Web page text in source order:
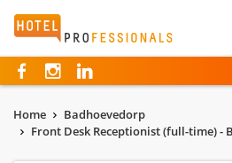
Hotelprofessionals
Home
Badhoevedorp
Front Desk Receptionist (full-time) -